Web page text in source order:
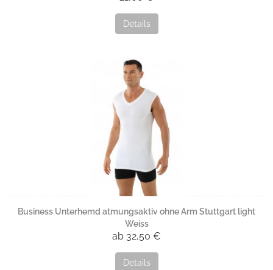
Details
Business Unterhemd atmungsaktiv ohne Arm Stuttgart light
Weiss
ab 32,50 €
Details